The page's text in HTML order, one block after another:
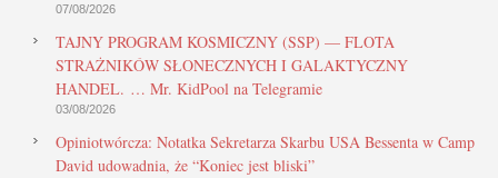
07/08/2026
TAJNY PROGRAM KOSMICZNY (SSP) — FLOTA
STRAŻNIKÓW SŁONECZNYCH I GALAKTYCZNY
HANDEL. … Mr. KidPool na Telegramie
03/08/2026
Opiniotwórcza: Notatka Sekretarza Skarbu USA Bessenta w Camp
David udowadnia, że “Koniec jest bliski”